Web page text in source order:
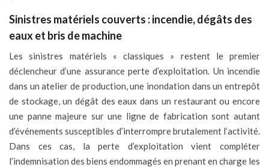
Sinistres matériels couverts : incendie, dégâts des
eaux et bris de machine
Les sinistres matériels « classiques » restent le premier
déclencheur d’une assurance perte d’exploitation. Un incendie
dans un atelier de production, une inondation dans un entrepôt
de stockage, un dégât des eaux dans un restaurant ou encore
une panne majeure sur une ligne de fabrication sont autant
d’événements susceptibles d’interrompre brutalement l’activité.
Dans ces cas, la perte d’exploitation vient compléter
l’indemnisation des biens endommagés en prenant en charge les